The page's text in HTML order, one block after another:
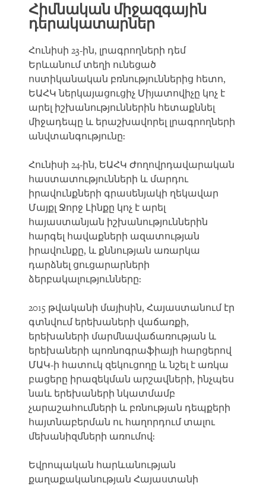
Հիմնական միջազգային
դերակատարներ
Հունիսի 23-ին, լրագրողների դեմ
Երևանում տեղի ունեցած
ոստիկանական բռնություններից հետո,
ԵԱՀԿ ներկայացուցիչ Միյատովիչը կոչ է
արել իշխանություններին հետաքննել
միջադեպը և երաշխավորել լրագրողների
անվտանգությունը:
Հունիսի 24-ին, ԵԱՀԿ Ժողովրդավարական
հաստատությունների և մարդու
իրավունքների գրասենյակի ղեկավար
Մայքլ Ջորջ Լինքը կոչ է արել
հայաստանյան իշխանություններին
հարգել հավաքների ազատության
իրավունքը, և քննության առարկա
դարձնել ցուցարարների
ձերբակալությունները:
2015 թվականի մայիսին, Հայաստանում էր
գտնվում երեխաների վաճառքի,
երեխաների մարմնավաճառության և
երեխաների պոռնոգրաֆիայի հարցերով
ՄԱԿ-ի հատուկ զեկուցողը և նշել է առկա
բացերը իրազեկման արշավների, ինչպես
նաև երեխաների նկատմամբ
չարաշահումների և բռնության դեպքերի
հայտնաբերման ու հաղորդում տալու
մեխանիզմների առումով:
Եվրոպական հարևանության
քաղաքականության Հայաստանի